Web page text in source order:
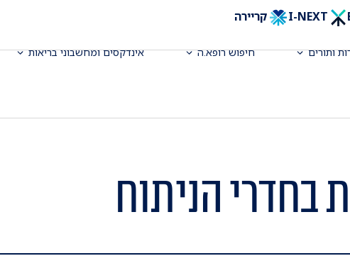
קריירה
ותורים חיפוש רופא.ה אינדקסים ומחשבוני בריאות
בחדרי הניתוח